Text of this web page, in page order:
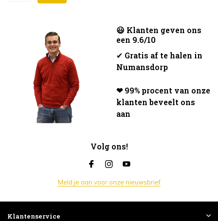
😃 Klanten geven ons
een 9.6/10
✔ Gratis af te halen in
Numansdorp
❤ 99% procent van onze
klanten beveelt ons
aan
Volg ons!
Meld je aan voor onze nieuwsbrief
Klantenservice